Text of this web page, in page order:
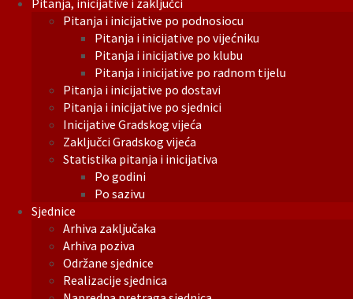
Pitanja, inicijative i zaključci
Pitanja i inicijative po podnosiocu
Pitanja i inicijative po vijećniku
Pitanja i inicijative po klubu
Pitanja i inicijative po radnom tijelu
Pitanja i inicijative po dostavi
Pitanja i inicijative po sjednici
Inicijative Gradskog vijeća
Zaključci Gradskog vijeća
Statistika pitanja i inicijativa
Po godini
Po sazivu
Sjednice
Arhiva zaključaka
Arhiva poziva
Održane sjednice
Realizacije sjednica